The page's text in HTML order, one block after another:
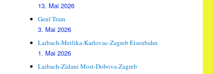
13. Mai 2026
Genf Tram
3. Mai 2026
Laibach-Metlika-Karlovac-Zagreb Eisenbahn
1. Mai 2026
Laibach-Zidani Most-Dobova-Zagreb